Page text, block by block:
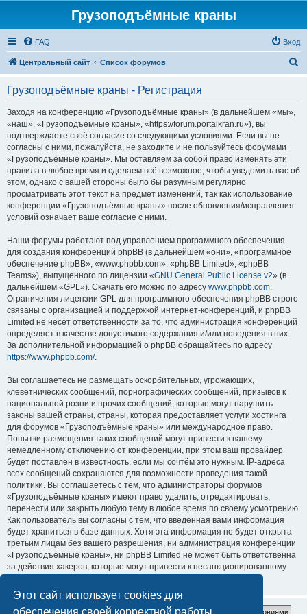
Этот сайт использует cookies для
обеспечения своей корректной работы.
Грузоподъёмные краны
FAQ Вход
Центральный сайт Список форумов
Грузоподъёмные краны - Регистрация
Заходя на конференцию «Грузоподъёмные краны» (в дальнейшем «мы»,
«наш», «Грузоподъёмные краны», «https://forum.portalkran.ru»), вы
подтверждаете своё согласие со следующими условиями. Если вы не
согласны с ними, пожалуйста, не заходите и не пользуйтесь форумами
«Грузоподъёмные краны». Мы оставляем за собой право изменять эти
правила в любое время и сделаем всё возможное, чтобы уведомить вас об
этом, однако с вашей стороны было бы разумным регулярно
просматривать этот текст на предмет изменений, так как использование
конференции «Грузоподъёмные краны» после обновления/исправления
условий означает ваше согласие с ними.
Наши форумы работают под управлением программного обеспечения
для создания конференций phpBB (в дальнейшем «они», «программное
обеспечение phpBB», «www.phpbb.com», «phpBB Limited», «phpBB
Teams»), выпущенного по лицензии «GNU General Public License v2» (в
дальнейшем «GPL»). Скачать его можно по адресу www.phpbb.com.
Ограничения лицензии GPL для программного обеспечения phpBB строго
связаны с организацией и поддержкой интернет-конференций, и phpBB
Limited не несёт ответственности за то, что администрация конференций
определяет в качестве допустимого содержания и/или поведения в них.
За дополнительной информацией о phpBB обращайтесь по адресу
https://www.phpbb.com/.
Вы соглашаетесь не размещать оскорбительных, угрожающих,
клеветнических сообщений, порнографических сообщений, призывов к
национальной розни и прочих сообщений, которые могут нарушить
законы вашей страны, страны, которая предоставляет услуги хостинга
для форумов «Грузоподъёмные краны» или международное право.
Попытки размещения таких сообщений могут привести к вашему
немедленному отключению от конференции, при этом ваш провайдер
будет поставлен в известность, если мы сочтём это нужным. IP-адреса
всех сообщений сохраняются для возможности проведения такой
политики. Вы соглашаетесь с тем, что администраторы форумов
«Грузоподъёмные краны» имеют право удалить, отредактировать,
перенести или закрыть любую тему в любое время по своему усмотрению.
Как пользователь вы согласны с тем, что введённая вами информация
будет храниться в базе данных. Хотя эта информация не будет открыта
третьим лицам без вашего разрешения, ни администрация конференции
«Грузоподъёмные краны», ни phpBB Limited не может быть ответственна
за действия хакеров, которые могут привести к несанкционированному